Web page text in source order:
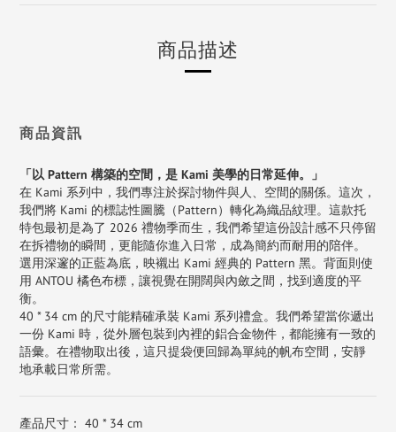
商品描述
商品資訊
「以 Pattern 構築的空間，是 Kami 美學的日常延伸。」
在 Kami 系列中，我們專注於探討物件與人、空間的關係。這次，
我們將 Kami 的標誌性圖騰（Pattern）轉化為織品紋理。這款托
特包最初是為了 2026 禮物季而生，我們希望這份設計感不只停留
在拆禮物的瞬間，更能隨你進入日常，成為簡約而耐用的陪伴。
選用深邃的正藍為底，映襯出 Kami 經典的 Pattern 黑。背面則使
用 ANTOU 橘色布標，讓視覺在開闊與內斂之間，找到適度的平
衡。
40 * 34 cm 的尺寸能精確承裝 Kami 系列禮盒。我們希望當你遞出
一份 Kami 時，從外層包裝到內裡的鋁合金物件，都能擁有一致的
語彙。在禮物取出後，這只提袋便回歸為單純的帆布空間，安靜
地承載日常所需。
產品尺寸： 40 * 34 cm